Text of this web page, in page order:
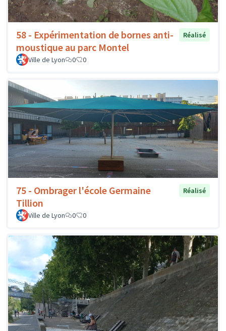
58 - Expérimentation de bornes anti-
moustique au parc Montel
Réalisé
Ville de Lyon 0 0
75 - Ombrager l'école Germaine
Tillion
Réalisé
Ville de Lyon 0 0